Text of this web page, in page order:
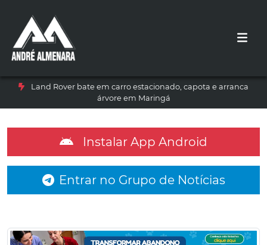
Land Rover bate em carro estacionado, capota e arranca
árvore em Maringá
Instalar App Android
Entrar no Grupo de Notícias